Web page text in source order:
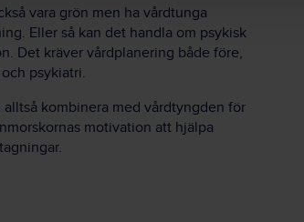
vara grön men ha vårdtunga
Eller så kan det handla om psykisk
Det kräver vårdplanering både före,
psykiatri.
kombinera med vårdtyngden för
motivation att hjälpa